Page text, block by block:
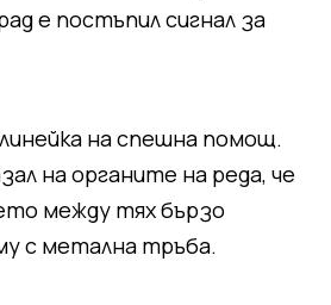
е постъпил сигнал за
на спешна помощ.
на органите на реда, че
между тях бързо
с метална тръба.